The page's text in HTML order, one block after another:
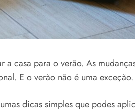
casa para o verão. As
E o verão não é uma exceção.
dicas simples que podes